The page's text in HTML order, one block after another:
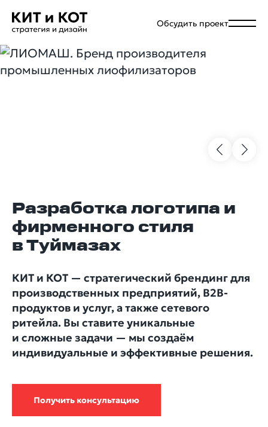
Обсудить проект
Разработка логотипа и
фирменного стиля
в Туймазах
КИТ и КОТ — стратегический брендинг для
производственных предприятий, В2В-
продуктов и услуг, а также сетевого
ритейла. Вы ставите уникальные
и сложные задачи — мы создаём
индивидуальные и эффективные решения.
Получить консультацию